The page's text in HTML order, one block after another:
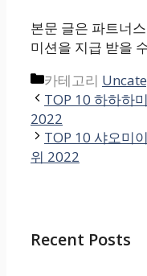
본문 글은 파트너
미션을 지급 받을
카테고리
TOP 10 하하하
2022
TOP 10 샤오미
위 2022
Recent Posts